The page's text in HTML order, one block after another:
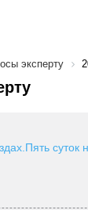
эксперту
суток